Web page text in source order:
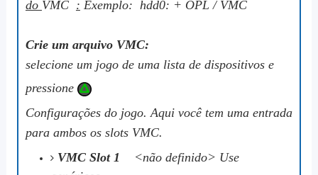
do VMC : Exemplo: hdd0: + OPL / VMC
Crie um arquivo VMC:
selecione um jogo de uma lista de dispositivos e
pressione
Configurações do jogo. Aqui você tem uma entrada
para ambos os slots VMC.
VMC Slot 1
<não definido> Use